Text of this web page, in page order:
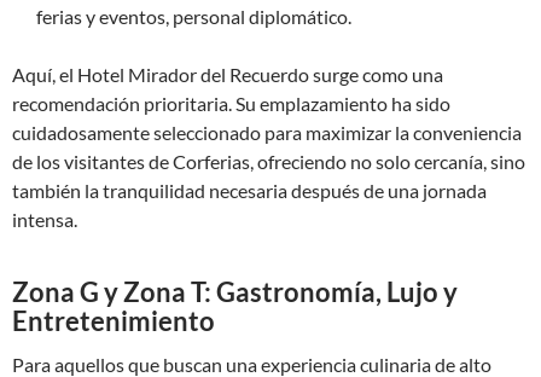
ferias y eventos, personal diplomático.
Aquí, el Hotel Mirador del Recuerdo surge como una
recomendación prioritaria. Su emplazamiento ha sido
cuidadosamente seleccionado para maximizar la conveniencia
de los visitantes de Corferias, ofreciendo no solo cercanía, sino
también la tranquilidad necesaria después de una jornada
intensa.
Zona G y Zona T: Gastronomía, Lujo y
Entretenimiento
Para aquellos que buscan una experiencia culinaria de alto